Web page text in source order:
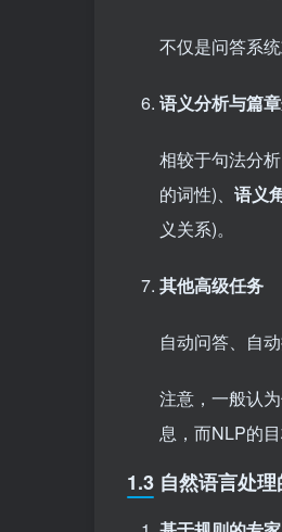
不仅是问答系
语义分析与篇
相较于句法分
的词性)、 语义
义关系)。
其他高级任务
自动问答、自
注意，一般认
息，而NLP的目
1.3 自然语言处